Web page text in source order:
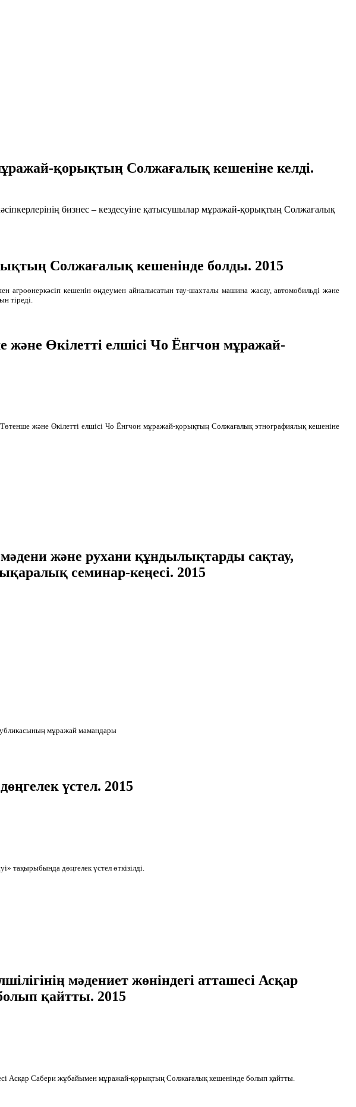
қорықтың Солжағалық кешеніне келді.
бизнес – кездесуіне қатысушылар мұражай-қорықтың Солжағалық
Солжағалық кешенінде болды. 2015
агроөнеркәсіп кешенін өңдеумен айналысатын тау-шахталы машина жасау, автомобильді және
тіреді.
Өкілетті елшісі Чо Ёнгчон мұражай-
және Өкілетті елшісі Чо Ёнгчон мұражай-қорықтың Солжағалық этнографиялық кешеніне
және рухани құндылықтарды сақтау,
семинар-кеңесі. 2015
мұражай мамандары
үстел. 2015
тақырыбында дөңгелек үстел өткізілді.
мәдениет жөніндегі атташесі Асқар
қайтты. 2015
Асқар Сабери жұбайымен мұражай-қорықтың Солжағалық кешенінде болып қайтты.